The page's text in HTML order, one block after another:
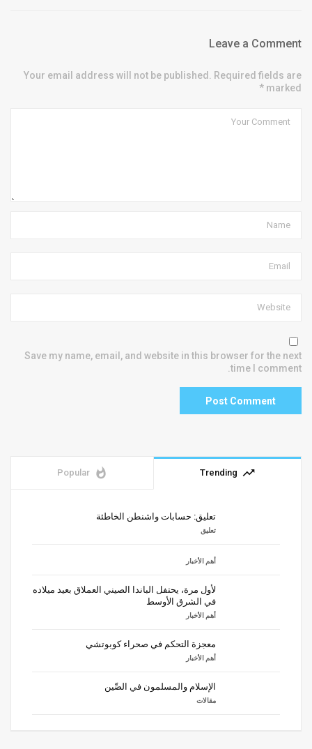
Leave a Comment
Your email address will not be published. Required fields are
marked *
Save my name, email, and website in this browser for the next
time I comment.
trending_up
Trending
whatshot
Popular
تعليق: حسابات واشنطن الخاطئة
تعليق
أهم الأخبار
لأول مرة، يحتفل الباندا الصيني العملاق بعيد ميلاده
في الشرق الأوسط
أهم الأخبار
معجزة التحكم في صحراء كوبوتشي
أهم الأخبار
الإسلام والمسلمون في الصِّين
مقالات